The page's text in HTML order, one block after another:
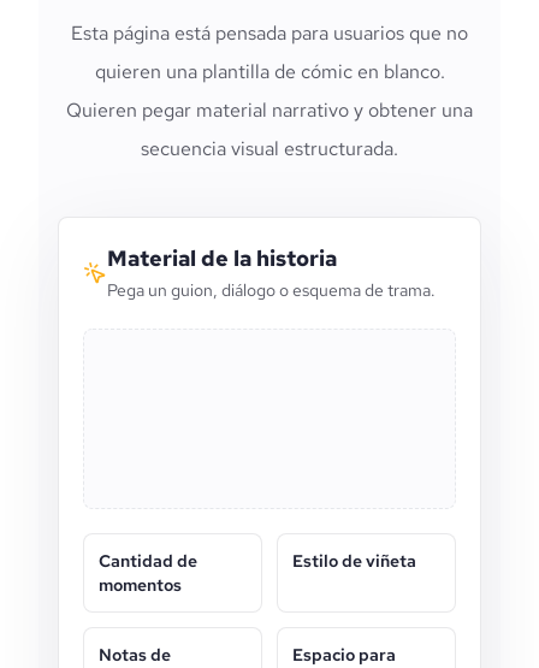
Esta página está pensada para usuarios que no
quieren una plantilla de cómic en blanco.
Quieren pegar material narrativo y obtener una
secuencia visual estructurada.
Material de la historia
Pega un guion, diálogo o esquema de trama.
Cantidad de
momentos
Estilo de viñeta
Notas de Espacio para